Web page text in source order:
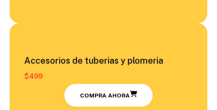
Accesorios de tuberias y plomeria
$499
COMPRA AHORA